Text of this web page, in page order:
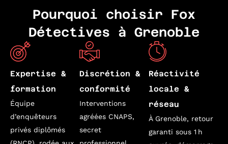
Pourquoi choisir Fox
Détectives à Grenoble
Expertise &
formation
Équipe
d’enquêteurs
privés diplômés
Discrétion &
conformité
Interventions
agréées CNAPS,
secret
Réactivité
locale &
réseau
À Grenoble, retour
garanti sous 1 h